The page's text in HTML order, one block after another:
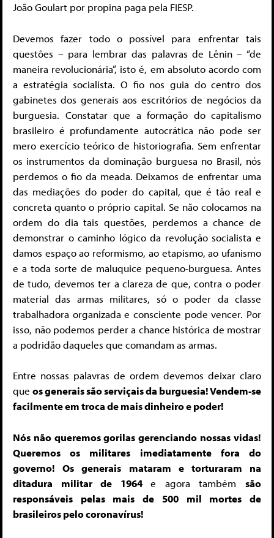
João Goulart por propina paga pela FIESP.
Devemos fazer todo o possível para enfrentar tais
questões – para lembrar das palavras de Lênin – “de
maneira revolucionária”, isto é, em absoluto acordo com
a estratégia socialista. O fio nos guia do centro dos
gabinetes dos generais aos escritórios de negócios da
burguesia. Constatar que a formação do capitalismo
brasileiro é profundamente autocrática não pode ser
mero exercício teórico de historiografia. Sem enfrentar
os instrumentos da dominação burguesa no Brasil, nós
perdemos o fio da meada. Deixamos de enfrentar uma
das mediações do poder do capital, que é tão real e
concreta quanto o próprio capital. Se não colocamos na
ordem do dia tais questões, perdemos a chance de
demonstrar o caminho lógico da revolução socialista e
damos espaço ao reformismo, ao etapismo, ao ufanismo
e a toda sorte de maluquice pequeno-burguesa. Antes
de tudo, devemos ter a clareza de que, contra o poder
material das armas militares, só o poder da classe
trabalhadora organizada e consciente pode vencer. Por
isso, não podemos perder a chance histórica de mostrar
a podridão daqueles que comandam as armas.
Entre nossas palavras de ordem devemos deixar claro
que os generais são serviçais da burguesia! Vendem-se
facilmente em troca de mais dinheiro e poder!
Nós não queremos gorilas gerenciando nossas vidas!
Queremos os militares imediatamente fora do
governo! Os generais mataram e torturaram na
ditadura militar de 1964e agora tambémsão
responsáveis pelas mais de 500 mil mortes de
brasileiros pelo coronavírus!